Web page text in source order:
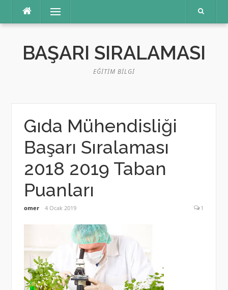
Menü
BAŞARI SIRALAMASI
EĞITIM BILGI
Gıda Mühendisliği
Başarı Sıralaması
2018 2019 Taban
Puanları
omer 4 Ocak 2019 1